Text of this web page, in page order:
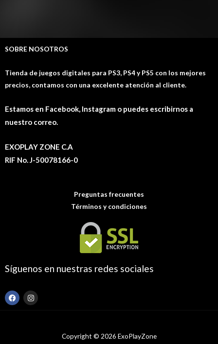
SOBRE NOSOTROS
Tienda de juegos digitales para PS3, PS4 y PS5 con los mejores
precios, contamos con una excelente atención al cliente.
Estamos en Facebook, Instagram o puedes escribirnos a
nuestro correo.
EXOPLAY ZONE C.A
RIF No. J-50078166-0
Preguntas frecuentes
Términos y condiciones
Síguenos en nuestras redes sociales
F
a
I
n
Copyright © 2026 ExoPlayZone